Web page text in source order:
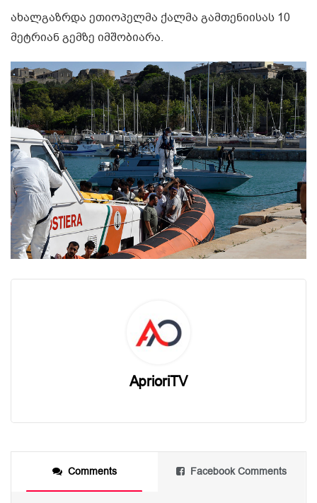
ახალგაზრდა ეთიოპელმა ქალმა გამთენიისას 10
მეტრიან გემზე იმშობიარა.
AprioriTV
Comments Facebook Comments